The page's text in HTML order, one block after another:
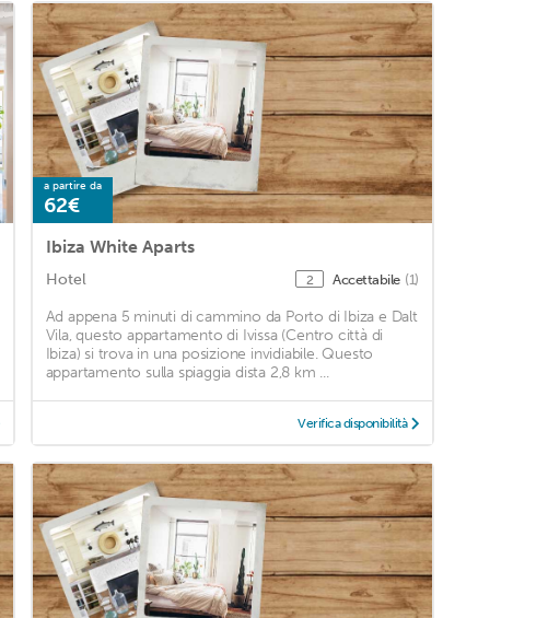
a partire da
62€
Ibiza White Aparts
Hotel 2 Accettabile (1)
Ad appena 5 minuti di cammino da Porto di Ibiza e Dalt
Vila, questo appartamento di Ivissa (Centro città di
Ibiza) si trova in una posizione invidiabile. Questo
appartamento sulla spiaggia dista 2,8 km ...
Verifica disponibilità